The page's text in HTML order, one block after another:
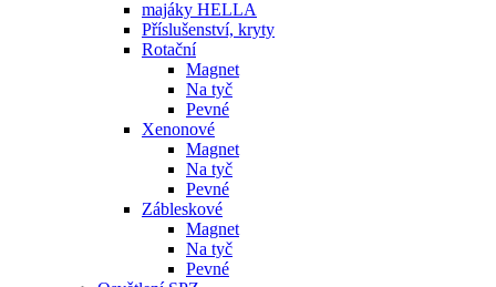
majáky HELLA
Příslušenství, kryty
Rotační
Magnet
Na tyč
Pevné
Xenonové
Magnet
Na tyč
Pevné
Zábleskové
Magnet
Na tyč
Pevné